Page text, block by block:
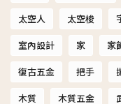
太空人
太空梭
室內設計
家 家
復古五金
把手
木質
木質五金